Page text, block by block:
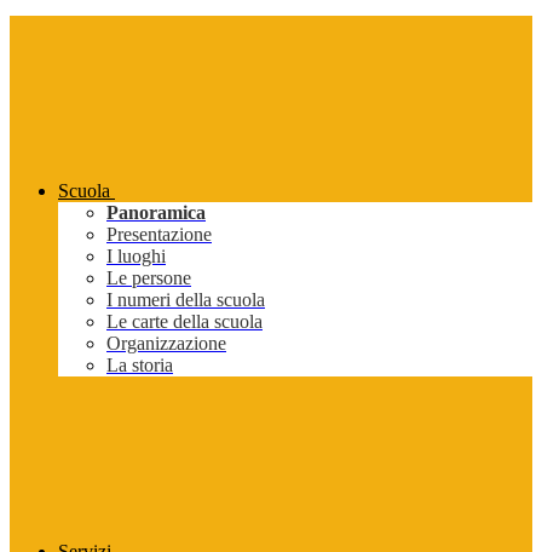
Scuola
Panoramica
Presentazione
I luoghi
Le persone
I numeri della scuola
Le carte della scuola
Organizzazione
La storia